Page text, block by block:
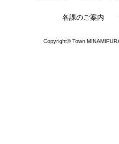
各課のご案内
Copyright© Town